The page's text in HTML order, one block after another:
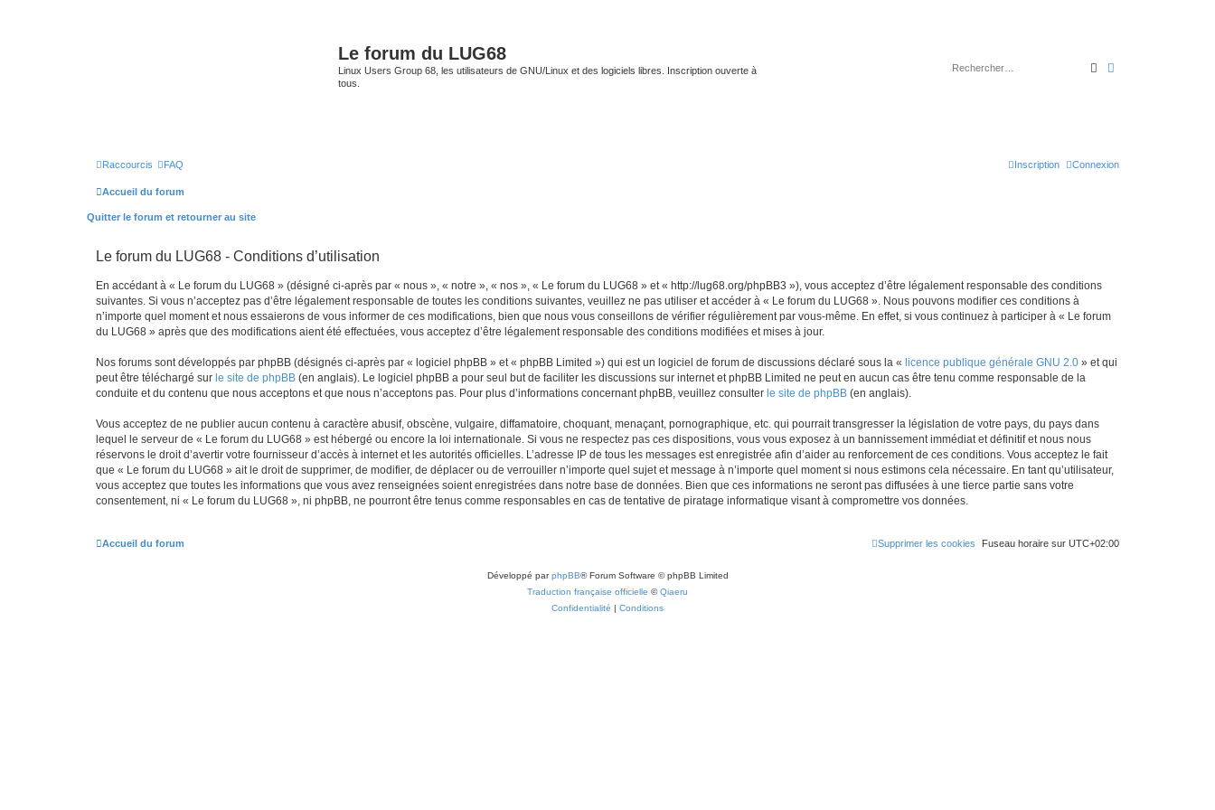
Le forum du LUG68
Linux Users Group 68, les utilisateurs de GNU/Linux et des logiciels libres. Inscription ouverte à
tous.
Rechercher
Raccourcis FAQ Connexion
Inscription
Accueil du forum
Quitter le forum et retourner au site
Le forum du LUG68 - Conditions d’utilisation
En accédant à « Le forum du LUG68 » (désigné ci-après par « nous », « notre », « nos », « Le forum du LUG68 » et « http://lug68.org/phpBB3 »), vous acceptez d’être légalement responsable des conditions
suivantes. Si vous n’acceptez pas d’être légalement responsable de toutes les conditions suivantes, veuillez ne pas utiliser et accéder à « Le forum du LUG68 ». Nous pouvons modifier ces conditions à
n’importe quel moment et nous essaierons de vous informer de ces modifications, bien que nous vous conseillons de vérifier régulièrement par vous-même. En effet, si vous continuez à participer à « Le forum
du LUG68 » après que des modifications aient été effectuées, vous acceptez d’être légalement responsable des conditions modifiées et mises à jour.
Nos forums sont développés par phpBB (désignés ci-après par « logiciel phpBB » et « phpBB Limited ») qui est un logiciel de forum de discussions déclaré sous la « licence publique générale GNU 2.0 » et qui
peut être téléchargé sur le site de phpBB (en anglais). Le logiciel phpBB a pour seul but de faciliter les discussions sur internet et phpBB Limited ne peut en aucun cas être tenu comme responsable de la
conduite et du contenu que nous acceptons et que nous n’acceptons pas. Pour plus d’informations concernant phpBB, veuillez consulter le site de phpBB (en anglais).
Vous acceptez de ne publier aucun contenu à caractère abusif, obscène, vulgaire, diffamatoire, choquant, menaçant, pornographique, etc. qui pourrait transgresser la législation de votre pays, du pays dans
lequel le serveur de « Le forum du LUG68 » est hébergé ou encore la loi internationale. Si vous ne respectez pas ces dispositions, vous vous exposez à un bannissement immédiat et définitif et nous nous
réservons le droit d’avertir votre fournisseur d’accès à internet et les autorités officielles. L’adresse IP de tous les messages est enregistrée afin d’aider au renforcement de ces conditions. Vous acceptez le fait
que « Le forum du LUG68 » ait le droit de supprimer, de modifier, de déplacer ou de verrouiller n’importe quel sujet et message à n’importe quel moment si nous estimons cela nécessaire. En tant qu’utilisateur,
vous acceptez que toutes les informations que vous avez renseignées soient enregistrées dans notre base de données. Bien que ces informations ne seront pas diffusées à une tierce partie sans votre
consentement, ni « Le forum du LUG68 », ni phpBB, ne pourront être tenus comme responsables en cas de tentative de piratage informatique visant à compromettre vos données.
Accueil du forum Fuseau horaire sur UTC+02:00
Supprimer les cookies
Développé parphpBB® Forum Software © phpBB Limited
Traduction française officielle ©Qiaeru
Confidentialité | Conditions